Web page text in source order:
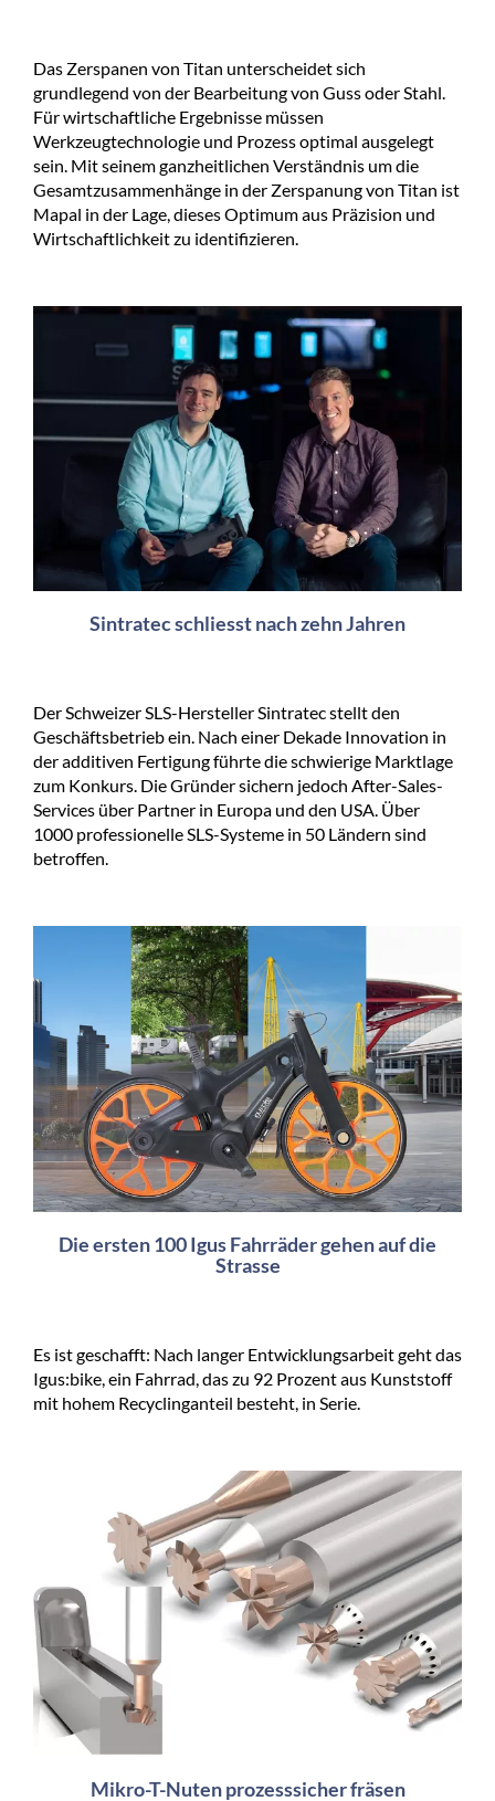
Das Zerspanen von Titan unterscheidet sich
grundlegend von der Bearbeitung von Guss oder Stahl.
Für wirtschaftliche Ergebnisse müssen
Werkzeugtechnologie und Prozess optimal ausgelegt
sein. Mit seinem ganzheitlichen Verständnis um die
Gesamtzusammenhänge in der Zerspanung von Titan ist
Mapal in der Lage, dieses Optimum aus Präzision und
Wirtschaftlichkeit zu identifizieren.
Sintratec schliesst nach zehn Jahren
Der Schweizer SLS-Hersteller Sintratec stellt den
Geschäftsbetrieb ein. Nach einer Dekade Innovation in
der additiven Fertigung führte die schwierige Marktlage
zum Konkurs. Die Gründer sichern jedoch After-Sales-
Services über Partner in Europa und den USA. Über
1000 professionelle SLS-Systeme in 50 Ländern sind
betroffen.
Die ersten 100 Igus Fahrräder gehen auf die
Strasse
Es ist geschafft: Nach langer Entwicklungsarbeit geht das
Igus:bike, ein Fahrrad, das zu 92 Prozent aus Kunststoff
mit hohem Recyclinganteil besteht, in Serie.
Mikro-T-Nuten prozesssicher fräsen